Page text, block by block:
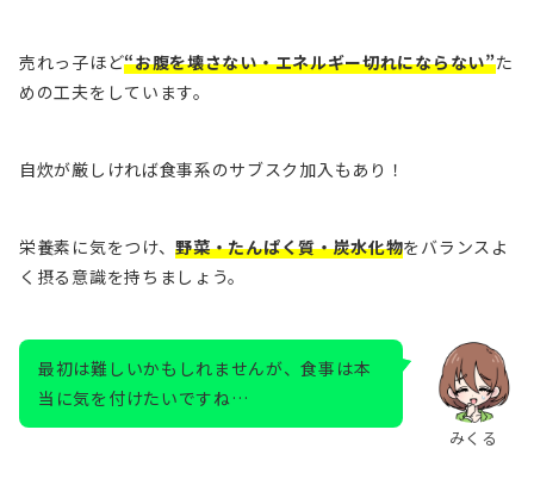
売れっ子ほど“お腹を壊さない・エネルギー切れにならない”た
めの工夫をしています。
自炊が厳しければ食事系のサブスク加入もあり！
栄養素に気をつけ、野菜・たんぱく質・炭水化物をバランスよ
く摂る意識を持ちましょう。
みくる
最初は難しいかもしれませんが、食事は本
当に気を付けたいですね…